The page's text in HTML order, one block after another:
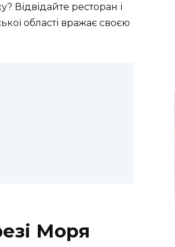
Відвідайте ресторан і
області вражає своєю
Моря